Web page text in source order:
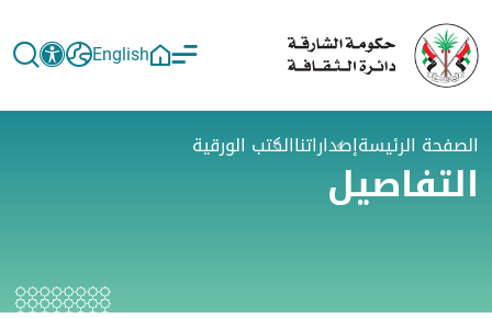
English
الصفحة الرئيسةإصداراتناالكتب الورقية
التفاصيل